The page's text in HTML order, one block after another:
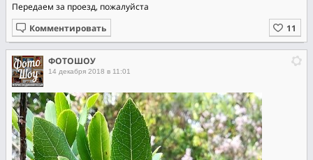
Передаем за проезд, пожалуйста
Комментировать
ФОТОШОУ
14 декабря 2018 в 11:01